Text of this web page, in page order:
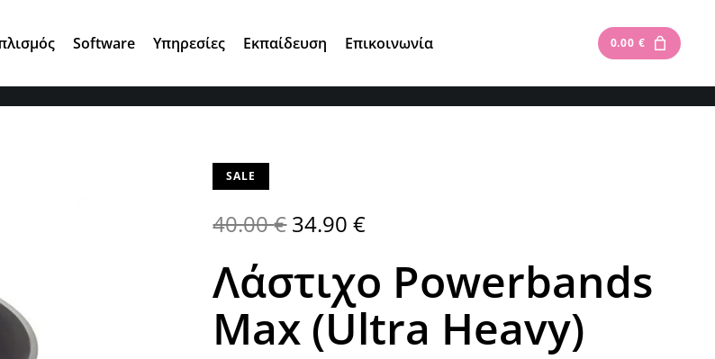
Software Υπηρεσίες Εκπαίδευση Επικοινωνία 0.00 €
SALE
40.00€34.90€
Λάστιχο Powerbands
Max (Ultra Heavy)